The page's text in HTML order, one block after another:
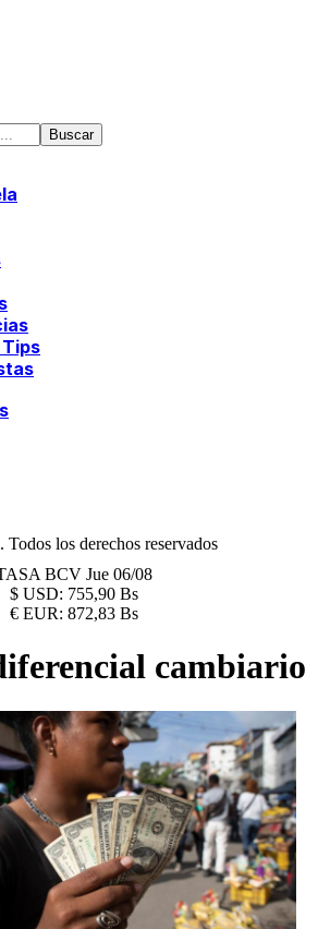
los derechos reservados
BCV Jue 06/08
$ USD: 755,90 Bs
€ EUR: 872,83 Bs
cambiario